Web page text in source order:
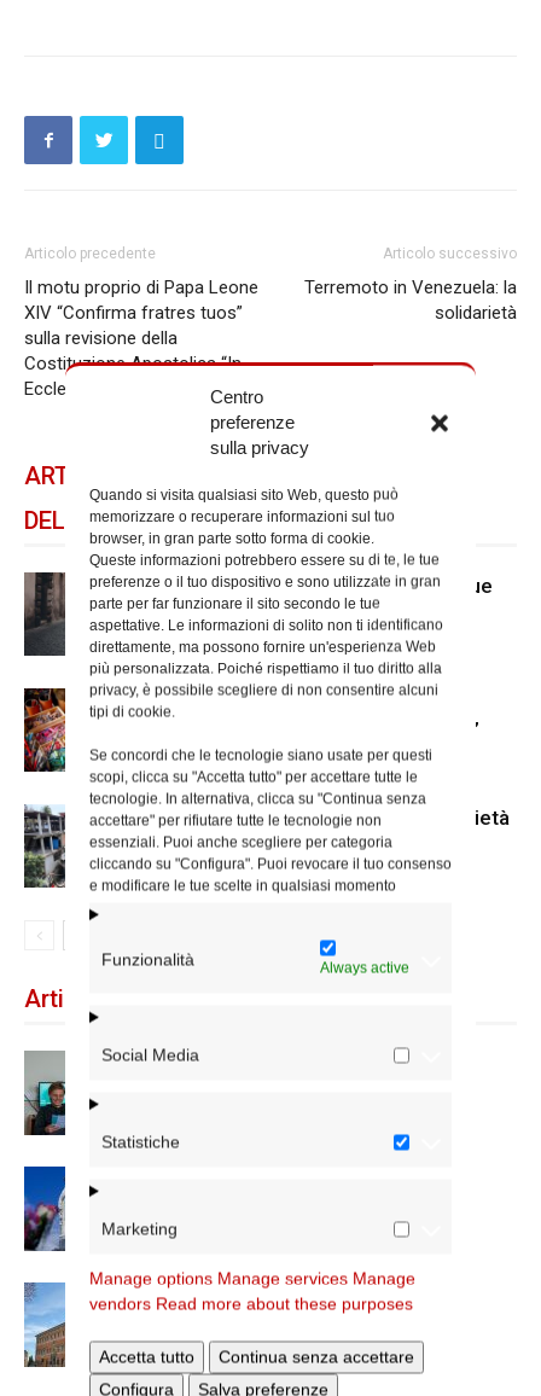
Centro
preferenze
sulla privacy
Quando si visita qualsiasi sito Web, questo può
memorizzare o recuperare informazioni sul tuo
browser, in gran parte sotto forma di cookie.
Queste informazioni potrebbero essere su di te, le tue
preferenze o il tuo dispositivo e sono utilizzate in gran
parte per far funzionare il sito secondo le tue
aspettative. Le informazioni di solito non ti identificano
direttamente, ma possono fornire un'esperienza Web
più personalizzata. Poiché rispettiamo il tuo diritto alla
privacy, è possibile scegliere di non consentire alcuni
tipi di cookie.
Se concordi che le tecnologie siano usate per questi
scopi, clicca su "Accetta tutto" per accettare tutte le
tecnologie. In alternativa, clicca su "Continua senza
accettare" per rifiutare tutte le tecnologie non
essenziali. Puoi anche scegliere per categoria
cliccando su "Configura". Puoi revocare il tuo consenso
e modificare le tue scelte in qualsiasi momento
Funzionalità Always active
Social Media
Statistiche
Marketing
Manage options Manage services Manage
vendors Read more about these purposes
Accetta tutto
Continua senza accettare
Configura
Salva preferenze
Articolo precedente
Il motu proprio di Papa Leone
XIV “Confirma fratres tuos”
sulla revisione della
Costituzione Apostolica “In
Ecclesiarum communione”
Articolo successivo
Terremoto in Venezuela: la
solidarietà
ARTICOLI CORRELATI
DELLO STESSO AUTORE
Caritas, “Quartieri solidali” prosegue
ad agosto
Fino al 30 luglio le iscrizioni per la
borsa di studio Caritas “Arte è vita”
Terremoto in Venezuela: la solidarietà
Articoli recenti
Scienze Applicate, la nuova proposta
Nuove nomine nella diocesi di Roma